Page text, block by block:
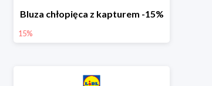
Bluza chłopięca z kapturem -15%
15%